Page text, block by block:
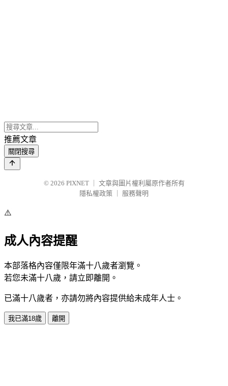
推薦文章
關閉搜尋
© 2026 PIXNET
文章與圖片權利屬原作者所有
隱私權政策
服務聲明
⚠️
成人內容提醒
本部落格內容僅限年滿十八歲者瀏覽。
若您未滿十八歲，請立即離開。
已滿十八歲者，亦請勿將內容提供給未成年人士。
我已滿18歲 離開